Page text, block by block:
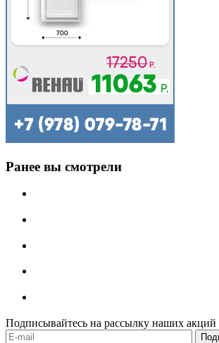
Ранее вы смотрели
Подписывайтесь на рассылку наших акций